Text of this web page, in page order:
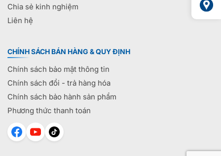
Chia sẻ kinh nghiệm
Liên hệ
CHÍNH SÁCH BÁN HÀNG & QUY ĐỊNH
Chính sách bảo mật thông tin
Chính sách đổi - trả hàng hóa
Chính sách bảo hành sản phẩm
Phương thức thanh toán